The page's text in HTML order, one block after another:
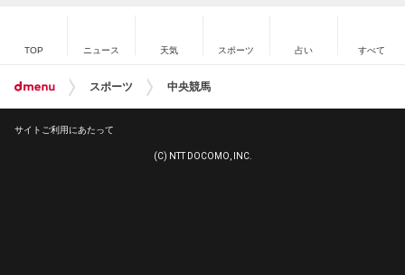
TOP ニュース 天気 スポーツ 占い すべて
スポーツ 中央競馬
サイトご利用にあたって
(C) NTT DOCOMO, INC.